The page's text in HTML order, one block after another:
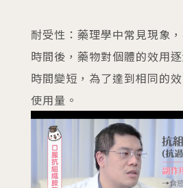
耐受性：藥理學中常見現象
時間後，藥物對個體的效用
時間變短，為了達到相同的
使用量。